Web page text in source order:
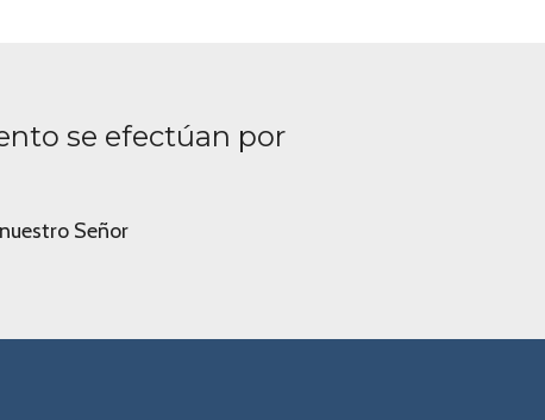
se efectúan por
Señor